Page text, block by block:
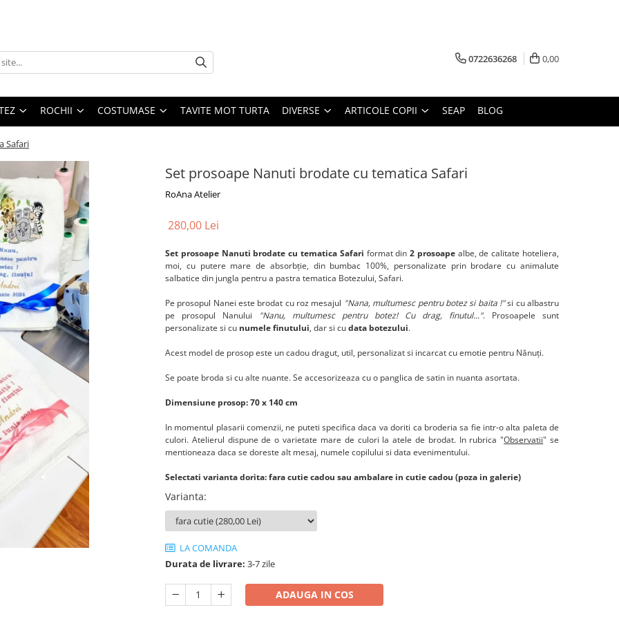
0722636268 0,00
ROCHII COSTUMASE TAVITE MOT TURTA DIVERSE ARTICOLE COPII SEAP BLOG
Safari
Set prosoape Nanuti brodate cu tematica Safari
RoAna Atelier
280,00 Lei
Set prosoape Nanuti brodate cu tematica Safari format din2 prosoapealbe, de calitate hoteliera,
moi, cu putere mare de absorbție, din bumbac 100%, personalizate prin brodare cu animalute
salbatice din jungla pentru a pastra tematica Botezului, Safari.
Pe prosopul Nanei este brodat cu roz mesajul "Nana, multumesc pentru botez si baita !"si cu albastru
pe prosopul Nanului
"Nanu, multumesc pentru botez! Cu drag, finutul...". Prosoapele sunt
personalizate si cu numele finutului, dar si cudata botezului.
Acest model de prosop este un cadou dragut, util, personalizat si incarcat cu emotie pentru Nănuţi.
Se poate broda si cu alte nuante. Se accesorizeaza cu o panglica de satin in nuanta asortata.
Dimensiune prosop: 70 x 140 cm
In momentul plasarii comenzii, ne puteti specifica daca va doriti ca broderia sa fie intr-o alta paleta de
culori. Atelierul dispune de o varietate mare de culori la atele de brodat. In rubrica "Observatii" se
mentioneaza daca se doreste alt mesaj, numele copilului si data evenimentului.
Selectati varianta dorita: fara cutie cadou sau ambalare in cutie cadou (poza in galerie)
Varianta:
LA COMANDA
Durata de livrare: 3-7 zile
ADAUGA IN COS